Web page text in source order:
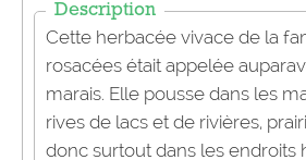
Description
Cette herbacée vivace de la
rosacées était appelée
marais. Elle pousse dans les
rives de lacs et de rivières,
donc surtout dans les endroits